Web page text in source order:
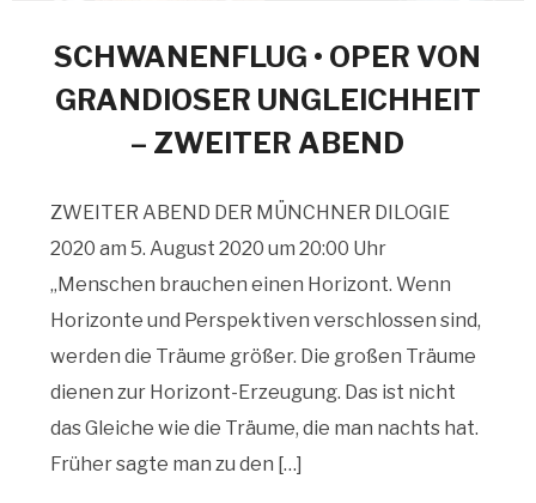
SCHWANENFLUG • OPER VON
GRANDIOSER UNGLEICHHEIT
– ZWEITER ABEND
ZWEITER ABEND DER MÜNCHNER DILOGIE
2020 am 5. August 2020 um 20:00 Uhr
„Menschen brauchen einen Horizont. Wenn
Horizonte und Perspektiven verschlossen sind,
werden die Träume größer. Die großen Träume
dienen zur Horizont-Erzeugung. Das ist nicht
das Gleiche wie die Träume, die man nachts hat.
Früher sagte man zu den […]